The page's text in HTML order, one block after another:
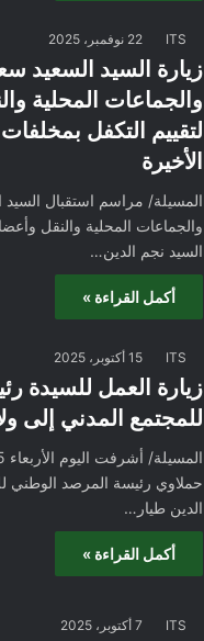
ITS 22 نوفمبر، 2025
زيارة السيد السعيد
والجماعات المحلية
لتقييم التكفل
الأخيرة
المسيلة/ مراسم استقبال السيد
والجماعات المحلية والنقل
السيد نجم الدين…
أكمل القراءة »
ITS 15 أكتوبر، 2025
زيارة العمل للسيدة
للمجتمع المدني إلى
حملاوي رئيسة المرصد الوطني
الدين طيار…
أكمل القراءة »
ITS 7 أكتوبر، 2025